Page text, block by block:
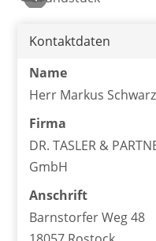
Kontaktdaten
Name
Herr Markus
Firma
DR. TASLER &
GmbH
Anschrift
Barnstorfer Weg 48